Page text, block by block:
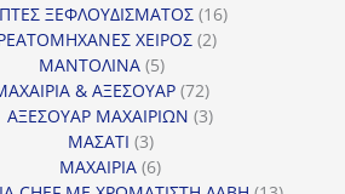
ΞΕΦΛΟΥΔΙΣΜΑΤΟΣ 1616
ΧΕΙΡΟΣ 22
ΜΑΝΤΟΛΙΝΑ 55
προϊόντα
& ΑΞΕΣΟΥΑΡ 7272
προϊόντα
ΑΞΕΣΟΥΑΡ ΜΑΧΑΙΡΙΩΝ 33
ΜΑΣΑΤΙ 33
προϊόντα
ΜΑΧΑΙΡΙΑ 66